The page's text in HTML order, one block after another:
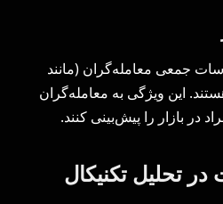
جمعی معامله‌گران (مانند
این ویژگی به معامله‌گران
در بازار را پیش‌بینی کنند.
تحلیل تکنیکال